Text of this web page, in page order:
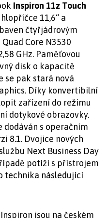
Inspiron 11z Touch
11,6“ a
čtyřjádrovým
Core N3530
GHz. Paměťovou
disk o kapacitě
se pak stará nová
Díky konvertibilní
zařízení do režimu
dotykové obrazovky.
dodáván s operačním
8.1. Dvojice nových
Next Business Day
potíží s přístrojem
technika následující
jsou na českém